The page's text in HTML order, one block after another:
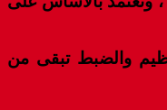
والضبط تبقى من